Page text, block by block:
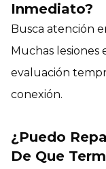
Inmediato?
Busca atención
Muchas lesiones
evaluación
conexión.
¿Puedo
De Que